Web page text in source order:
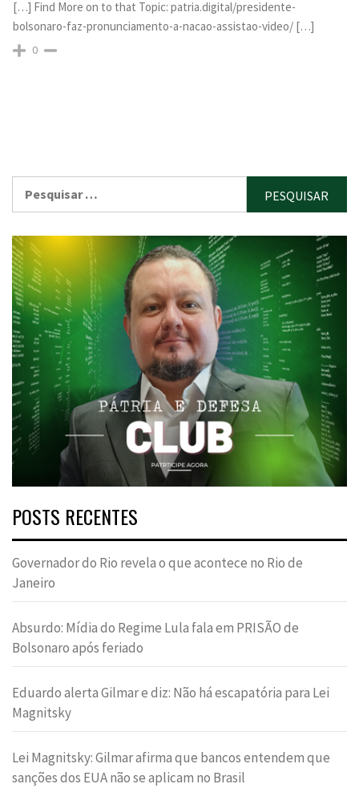
[…] Find More on to that Topic: patria.digital/presidente-
bolsonaro-faz-pronunciamento-a-nacao-assistao-video/ […]
0
por:
POSTS RECENTES
Governador do Rio revela o que acontece no Rio de
Janeiro
Absurdo: Mídia do Regime Lula fala em PRISÃO de
Bolsonaro após feriado
Eduardo alerta Gilmar e diz: Não há escapatória para Lei
Magnitsky
Lei Magnitsky: Gilmar afirma que bancos entendem que
sanções dos EUA não se aplicam no Brasil